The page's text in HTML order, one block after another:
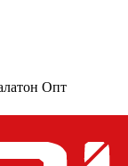
Опт